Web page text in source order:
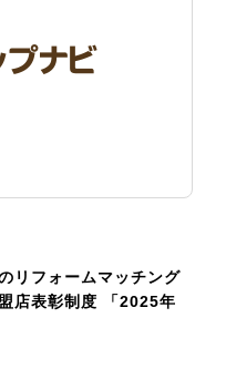
リフォームマッチング
店表彰制度 「2025年